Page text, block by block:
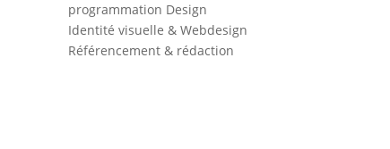
programmation Design
Identité visuelle & Webdesign
Référencement & rédaction